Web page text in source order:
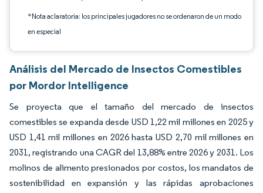
*Nota aclaratoria: los principales jugadores no se ordenaron de un modo
en especial
Análisis del Mercado de Insectos Comestibles
por Mordor Intelligence
Se proyecta que el tamaño del mercado de insectos
comestibles se expanda desde USD 1,22 mil millones en 2025 y
USD 1,41 mil millones en 2026 hasta USD 2,70 mil millones en
2031, registrando una CAGR del 13,88% entre 2026 y 2031. Los
molinos de alimento presionados por costos, los mandatos de
sostenibilidad en expansión y las rápidas aprobaciones